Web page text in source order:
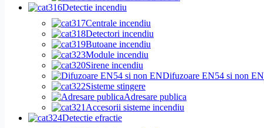
Detectie incendiu
Centrale incendiu
Detectori incendiu
Butoane incendiu
Module incendiu
Sirene incendiu
Difuzoare EN54 si non EN
Sisteme stingere
Adresare publica
Accesorii sisteme incendiu
Detectie efractie